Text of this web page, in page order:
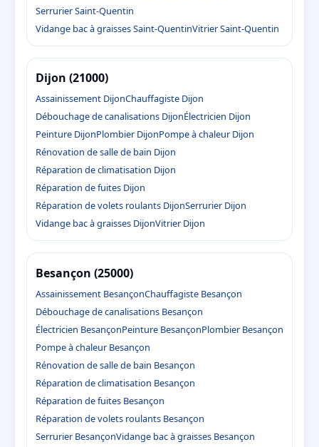
Serrurier Saint-Quentin
Vidange bac à graisses Saint-QuentinVitrier Saint-Quentin
Dijon (21000)
Assainissement DijonChauffagiste Dijon
Débouchage de canalisations DijonÉlectricien Dijon
Peinture DijonPlombier DijonPompe à chaleur Dijon
Rénovation de salle de bain Dijon
Réparation de climatisation Dijon
Réparation de fuites Dijon
Réparation de volets roulants DijonSerrurier Dijon
Vidange bac à graisses DijonVitrier Dijon
Besançon (25000)
Assainissement BesançonChauffagiste Besançon
Débouchage de canalisations Besançon
Électricien BesançonPeinture BesançonPlombier Besançon
Pompe à chaleur Besançon
Rénovation de salle de bain Besançon
Réparation de climatisation Besançon
Réparation de fuites Besançon
Réparation de volets roulants Besançon
Serrurier BesançonVidange bac à graisses Besançon